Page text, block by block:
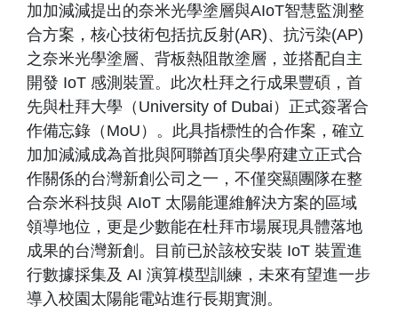
加加減減提出的奈米光學塗層與AIoT智慧監測整
合方案，核心技術包括抗反射(AR)、抗污染(AP)
之奈米光學塗層、背板熱阻散塗層，並搭配自主
開發 IoT 感測裝置。此次杜拜之行成果豐碩，首
先與杜拜大學（University of Dubai）正式簽署合
作備忘錄（MoU）。此具指標性的合作案，確立
加加減減成為首批與阿聯酋頂尖學府建立正式合
作關係的台灣新創公司之一，不僅突顯團隊在整
合奈米科技與 AIoT 太陽能運維解決方案的區域
領導地位，更是少數能在杜拜市場展現具體落地
成果的台灣新創。目前已於該校安裝 IoT 裝置進
行數據採集及 AI 演算模型訓練，未來有望進一步
導入校園太陽能電站進行長期實測。